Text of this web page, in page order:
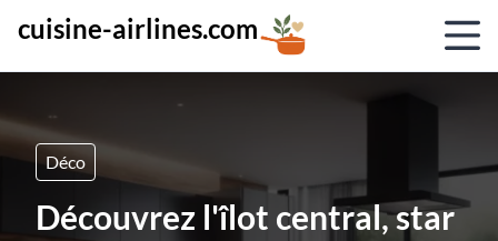
cuisine-airlines.com
Déco
Découvrez l'îlot central, star